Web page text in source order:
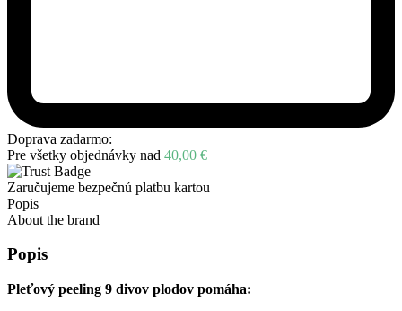
Doprava zadarmo:
Pre všetky objednávky nad 40,00 €
Zaručujeme bezpečnú platbu kartou
Popis
About the brand
Popis
Pleťový peeling 9 divov plodov pomáha: